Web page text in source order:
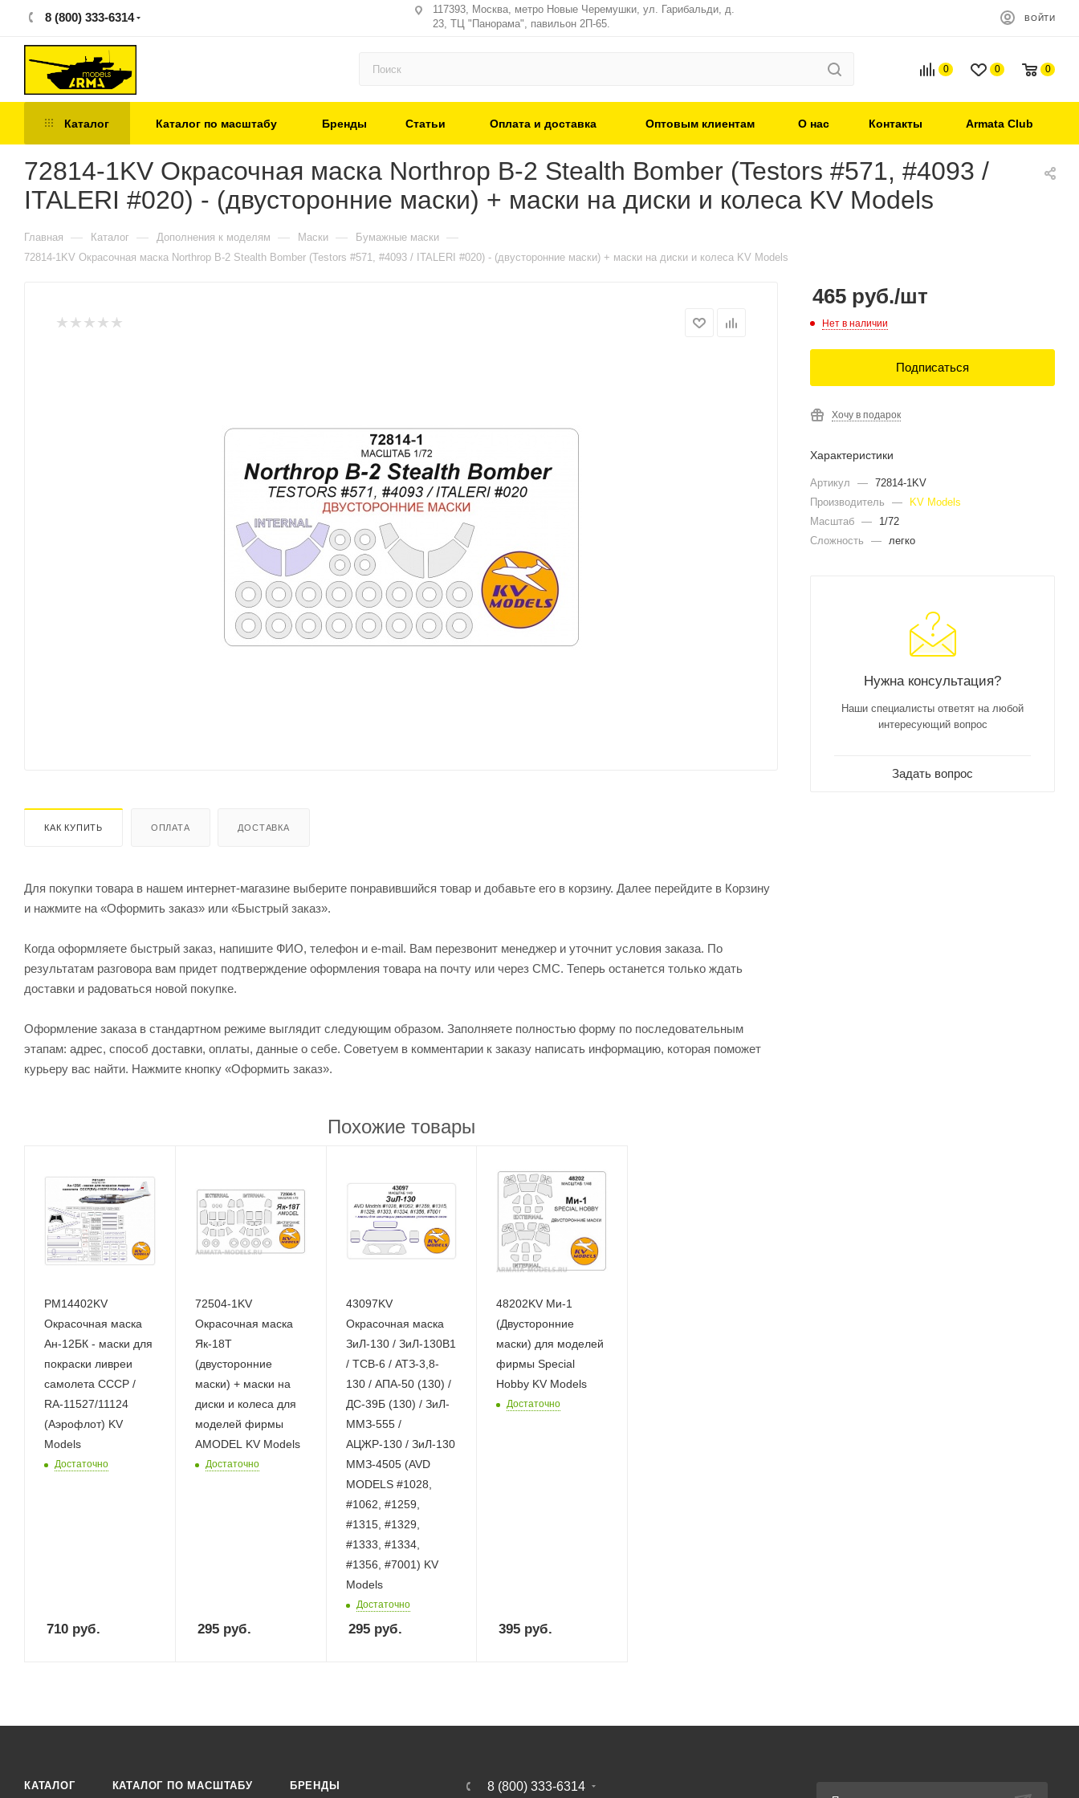
8 (800) 333-6314
117393, Москва, метро Новые Черемушки, ул. Гарибальди, д.
23, ТЦ "Панорама", павильон 2П-65.
ВОЙТИ
0 0 0
Каталог Каталог по масштабу Бренды Статьи Оплата и доставка Оптовым клиентам О нас Контакты Armata Club
72814-1KV Окрасочная маска Northrop B-2 Stealth Bomber (Testors #571, #4093 /
ITALERI #020) - (двусторонние маски) + маски на диски и колеса KV Models
Главная — Каталог — Дополнения к моделям — Маски — Бумажные маски —
72814-1KV Окрасочная маска Northrop B-2 Stealth Bomber (Testors #571, #4093 / ITALERI #020) - (двусторонние маски) + маски на диски и колеса KV Models
КАК КУПИТЬ ОПЛАТА ДОСТАВКА
Для покупки товара в нашем интернет-магазине выберите понравившийся товар и добавьте его в корзину. Далее перейдите в Корзину
и нажмите на «Оформить заказ» или «Быстрый заказ».
Когда оформляете быстрый заказ, напишите ФИО, телефон и e-mail. Вам перезвонит менеджер и уточнит условия заказа. По
результатам разговора вам придет подтверждение оформления товара на почту или через СМС. Теперь останется только ждать
доставки и радоваться новой покупке.
Оформление заказа в стандартном режиме выглядит следующим образом. Заполняете полностью форму по последовательным
этапам: адрес, способ доставки, оплаты, данные о себе. Советуем в комментарии к заказу написать информацию, которая поможет
курьеру вас найти. Нажмите кнопку «Оформить заказ».
Похожие товары
PM14402KV
Окрасочная маска
Ан-12БК - маски для
покраски ливреи
самолета СССР /
RA-11527/11124
(Аэрофлот) KV
Models
Достаточно
710 руб.
72504-1KV
Окрасочная маска
Як-18Т
(двусторонние
маски) + маски на
диски и колеса для
моделей фирмы
AMODEL KV Models
Достаточно
295руб.
43097KV
Окрасочная маска
ЗиЛ-130 / ЗиЛ-130В1
/ ТСВ-6 / АТЗ-3,8-
130 / АПА-50 (130) /
ДС-39Б (130) / ЗиЛ-
ММЗ-555 /
АЦЖР-130 / ЗиЛ-130
ММЗ-4505 (AVD
MODELS #1028,
#1062, #1259,
#1315, #1329,
#1333, #1334,
#1356, #7001) KV
Models
Достаточно
295руб.
48202KV Ми-1
(Двусторонние
маски) для моделей
фирмы Special
Hobby KV Models
Достаточно
395 руб.
465 руб./шт
Нет в наличии
Подписаться
Хочу в подарок
Характеристики
Артикул — 72814-1KV
Производитель
—
KV Models
Масштаб —
1/72
Сложность
— легко
Нужна консультация?
Наши специалисты ответят на любой
интересующий вопрос
Задать вопрос
КАТАЛОГ КАТАЛОГ ПО МАСШТАБУ БРЕНДЫ 8 (800) 333-6314